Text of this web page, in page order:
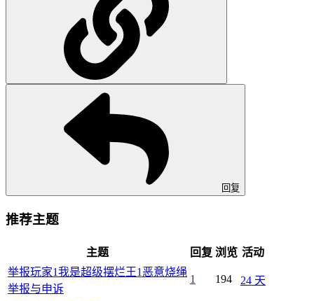
回复
推荐主题
主题 回复 浏览 活动
举报玩家1我是超级摆烂王1恶意烧绳
举报与申诉
1 194 24 天